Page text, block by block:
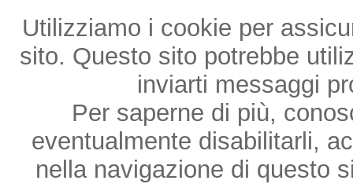
Utilizziamo i cookie per
sito. Questo sito potrebbe
inviarti messaggi
Per saperne di più,
eventualmente disabilitarli,
nella navigazione di questo